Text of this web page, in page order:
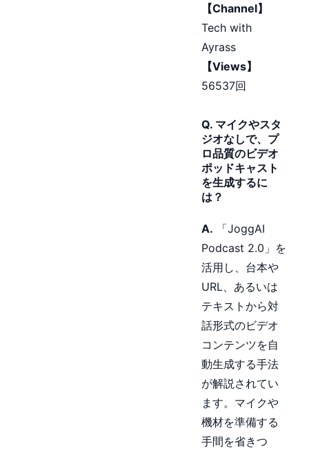
【Channel】
Tech with
Ayrass
【Views】
56537回
Q. マイクやスタ
ジオなしで、プ
ロ品質のビデオ
ポッドキャスト
を生成するに
は？
A. 「JoggAI
Podcast 2.0」を
活用し、台本や
URL、あるいは
テキストから対
話形式のビデオ
コンテンツを自
動生成する手法
が解説されてい
ます。マイクや
機材を準備する
手間を省きつ